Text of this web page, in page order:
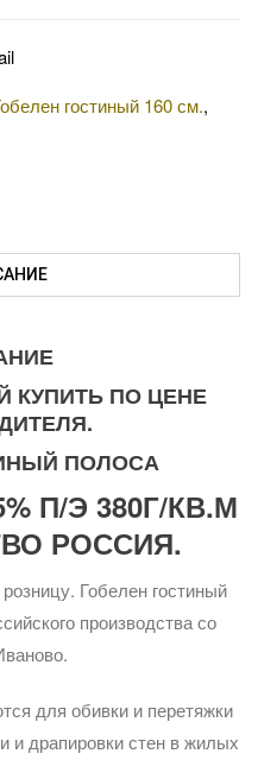
гостиный 160 см.,
КУПИТЬ ПО ЦЕНЕ
ПОЛОСА
П/Э 380Г/КВ.М
РОССИЯ.
Гобелен гостиный
производства со
для обивки и перетяжки
и драпировки стен в жилых